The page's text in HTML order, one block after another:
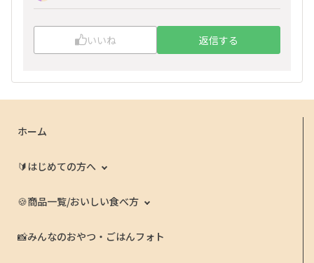
いいね 返信する
ホーム
🔰はじめての方へ
🍪商品一覧/おいしい食べ方
📸みんなのおやつ・ごはんフォト